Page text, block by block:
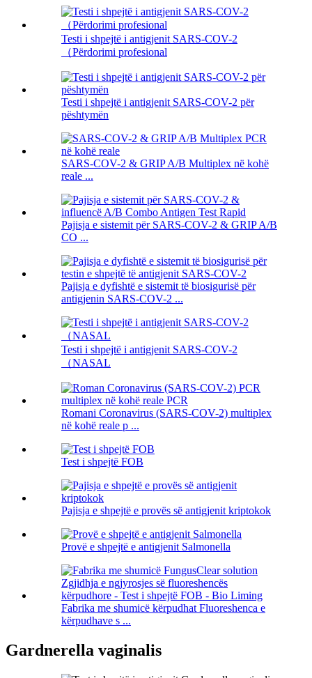
Testi i shpejtë i antigjenit SARS-COV-2
（Përdorimi profesional
Testi i shpejtë i antigjenit SARS-COV-2 për
pështymën
SARS-COV-2 & GRIP A/B Multiplex në kohë
reale ...
Pajisja e sistemit për SARS-COV-2 & GRIP A/B
CO ...
Pajisja e dyfishtë e sistemit të biosigurisë për
antigjenin SARS-COV-2 ...
Testi i shpejtë i antigjenit SARS-COV-2
（NASAL
Romani Coronavirus (SARS-COV-2) multiplex
në kohë reale p ...
Test i shpejtë FOB
Pajisja e shpejtë e provës së antigjenit kriptokok
Provë e shpejtë e antigjenit Salmonella
Fabrika me shumicë kërpudhat Fluoreshenca e
kërpudhave s ...
Gardnerella vaginalis